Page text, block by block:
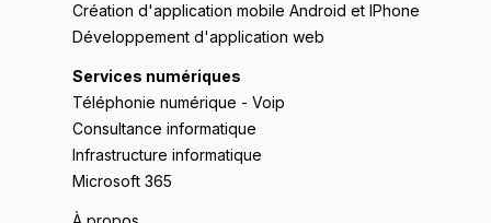
Création d'application mobile Android et IPhone
Développement d'application web
Services numériques
Téléphonie numérique - Voip
Consultance informatique
Infrastructure informatique
Microsoft 365